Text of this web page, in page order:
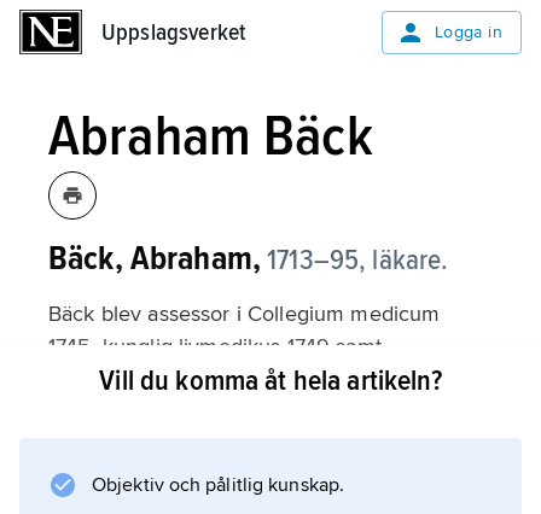
Uppslagsverket Logga in
Abraham Bäck
Bäck, Abraham, 1713–95, läkare.
Bäck blev assessor i Collegium medicum
1745, kunglig livmedikus 1749 samt
överläkare, arkiater och preses i Collegium
medverkade tillsammans med Olof af Acrel till
Vill du komma åt hela artikeln?
Objektiv och pålitlig kunskap.